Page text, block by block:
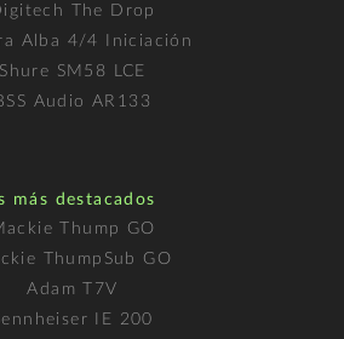
The Drop
Alba 4/4 Iniciación
Shure SM58 LCE
Audio AR133
más destacados
Thump GO
ThumpSub GO
Adam T7V
IE 200